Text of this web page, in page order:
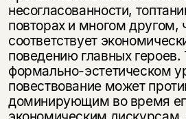
несогласованности,
повторах и многом другом,
соответствует
поведению главных
формально-эстетическом
повествование может
доминирующим во время